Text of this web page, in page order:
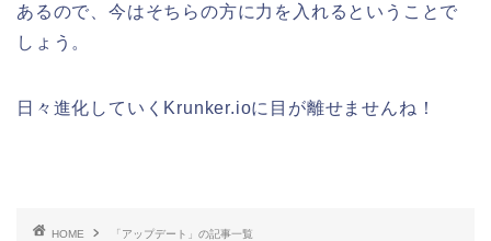
あるので、今はそちらの方に力を入れるということで
しょう。
日々進化していくKrunker.ioに目が離せませんね！
HOME
「アップデート」の記事一覧